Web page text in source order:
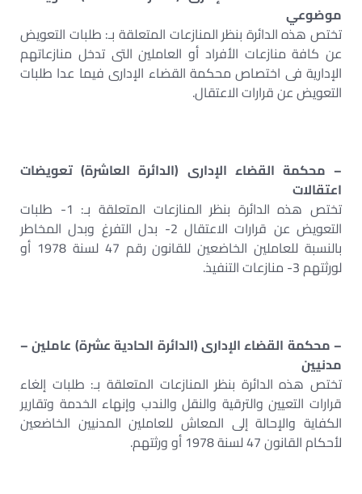
موضوعي
تختص هذه الدائرة بنظر المنازعات المتعلقة بـ: طلبات التعويض
عن كافة منازعات الأفراد أو العاملين التى تدخل منازعاتهم
الإدارية فى اختصاص محكمة القضاء الإدارى فيما عدا طلبات
التعويض عن قرارات الاعتقال.
– محكمة القضاء الإدارى (الدائرة العاشرة) تعويضات
اعتقالات
تختص هذه الدائرة بنظر المنازعات المتعلقة بـ: 1- طلبات
التعويض عن قرارات الاعتقال 2- بدل التفرغ وبدل المخاطر
بالنسبة للعاملين الخاضعين للقانون رقم 47 لسنة 1978 أو
لورثتهم 3- منازعات التنفيذ.
– محكمة القضاء الإدارى (الدائرة الحادية عشرة) عاملين –
مدنيين
تختص هذه الدائرة بنظر المنازعات المتعلقة بـ: طلبات إلغاء
قرارات التعيين والترقية والنقل والندب وإنهاء الخدمة وتقارير
الكفاية والإحالة إلى المعاش للعاملين المدنيين الخاضعين
لأحكام القانون 47 لسنة 1978 أو ورثتهم.